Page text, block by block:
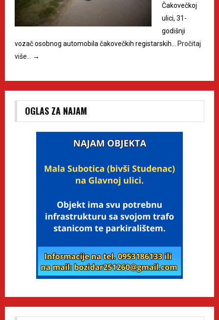
Čakovečkoj
ulici, 31-
godišnji
vozač osobnog automobila čakovečkih registarskih…
Pročitaj
više…
→
OGLAS ZA NAJAM